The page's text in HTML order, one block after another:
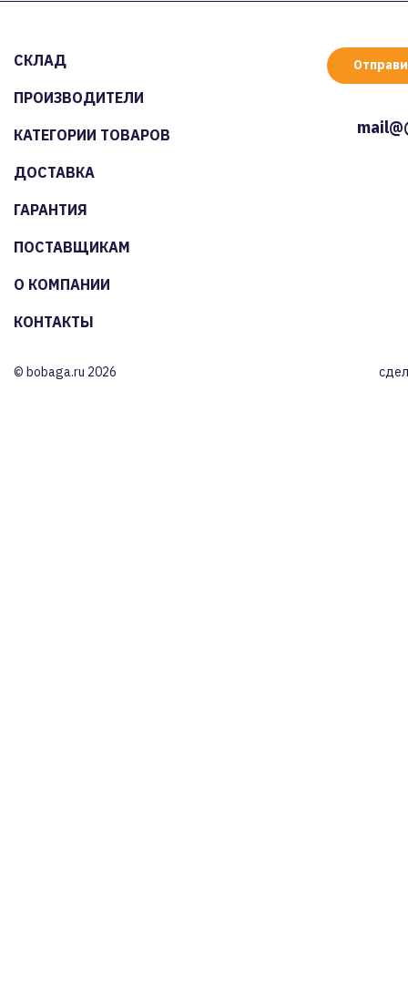
СКЛАД
ПРОИЗВОДИТЕЛИ
КАТЕГОРИИ ТОВАРОВ
ДОСТАВКА
ГАРАНТИЯ
ПОСТАВЩИКАМ
О КОМПАНИИ
КОНТАКТЫ
© bobaga.ru 2026